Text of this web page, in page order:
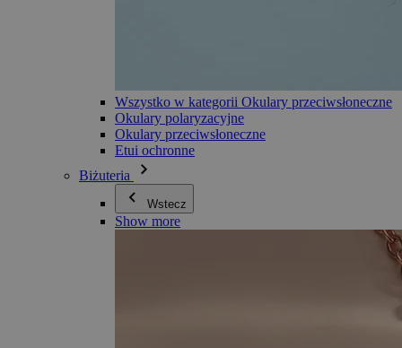
Wszystko w kategorii Okulary przeciwsłoneczne
Okulary polaryzacyjne
Okulary przeciwsłoneczne
Etui ochronne
Biżuteria
Wstecz
Show more